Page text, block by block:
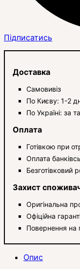
Підписатись
Доставка
Самовивіз
По Києву: 1-2
По Україні: за
Оплата
Готівкою при
Оплата
Безготівковий
Захист
Оригінальна
Офіційна
Повернення на
Опис